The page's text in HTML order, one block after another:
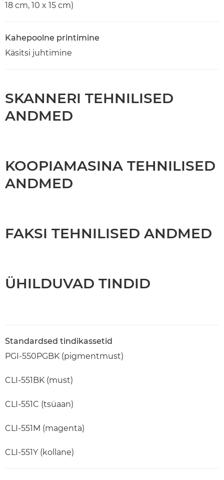
18 cm, 10 x 15 cm)
Kahepoolne printimine
Käsitsi juhtimine
SKANNERI TEHNILISED
ANDMED
KOOPIAMASINA TEHNILISED
ANDMED
FAKSI TEHNILISED ANDMED
ÜHILDUVAD TINDID
Standardsed tindikassetid
PGI-550PGBK (pigmentmust)
CLI-551BK (must)
CLI-551C (tsüaan)
CLI-551M (magenta)
CLI-551Y (kollane)